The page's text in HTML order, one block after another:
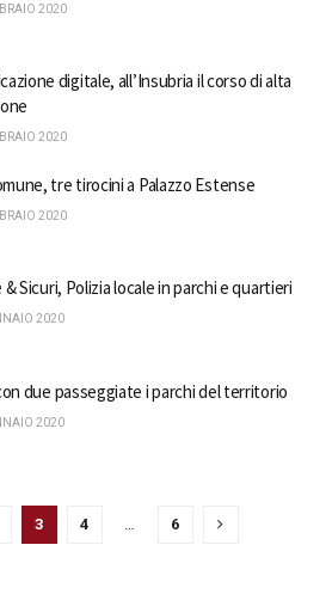
2020
digitale, all’Insubria il corso di alta
2020
tre tirocini a Palazzo Estense
2020
& Sicuri, Polizia locale in parchi e quartieri
2020
due passeggiate i parchi del territorio
2020
3 4 … 6